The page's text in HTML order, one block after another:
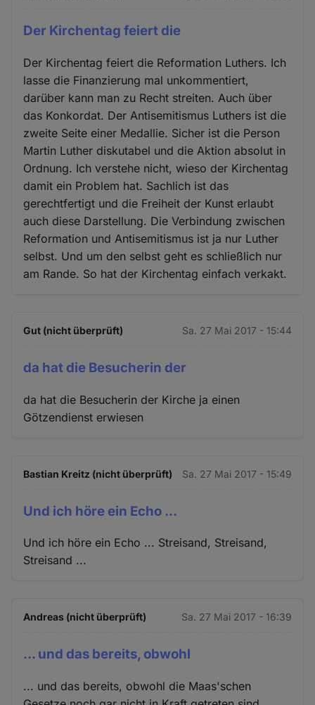
Der Kirchentag feiert die
Der Kirchentag feiert die Reformation Luthers. Ich
lasse die Finanzierung mal unkommentiert,
darüber kann man zu Recht streiten. Auch über
das Konkordat. Der Antisemitismus Luthers ist die
zweite Seite einer Medallie. Sicher ist die Person
Martin Luther diskutabel und die Aktion absolut in
Ordnung. Ich verstehe nicht, wieso der Kirchentag
damit ein Problem hat. Sachlich ist das
gerechtfertigt und die Freiheit der Kunst erlaubt
auch diese Darstellung. Die Verbindung zwischen
Reformation und Antisemitismus ist ja nur Luther
selbst. Und um den selbst geht es schließlich nur
am Rande. So hat der Kirchentag einfach verkakt.
Gut (nicht überprüft) Sa. 27 Mai 2017 - 15:44
da hat die Besucherin der
da hat die Besucherin der Kirche ja einen
Götzendienst erwiesen
Bastian Kreitz (nicht überprüft) Sa. 27 Mai 2017 - 15:49
Und ich höre ein Echo ...
Und ich höre ein Echo ... Streisand, Streisand,
Streisand ...
Andreas (nicht überprüft) Sa. 27 Mai 2017 - 16:39
... und das bereits, obwohl
... und das bereits, obwohl die Maas'schen